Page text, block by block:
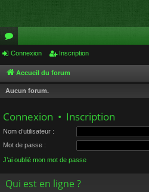
or
u
m
Connexion Inscription
Accueil du forum
Aucun forum.
Connexion • Inscription
Nom d’utilisateur :
Mot de passe :
J’ai oublié mon mot de passe
Qui est en ligne ?